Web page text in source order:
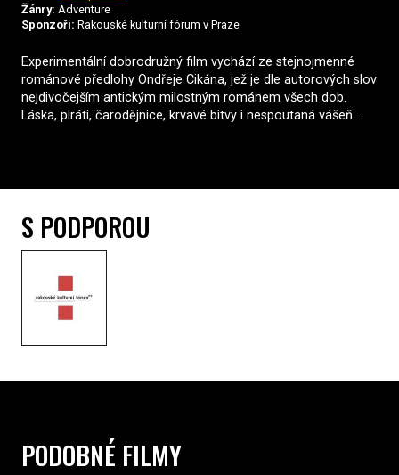
Žánry: Adventure
Sponzoři: Rakouské kulturní fórum v Praze
Experimentální dobrodružný film vychází ze stejnojmenné
románové předlohy Ondřeje Cikána, jež je dle autorových slov
nejdivočejším antickým milostným románem všech dob.
Láska, piráti, čarodějnice, krvavé bitvy i nespoutaná vášeň...
S PODPOROU
PODOBNÉ FILMY